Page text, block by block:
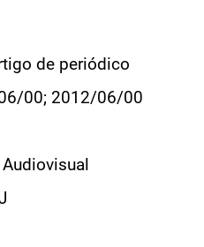
de periódico
00; 2012/06/00